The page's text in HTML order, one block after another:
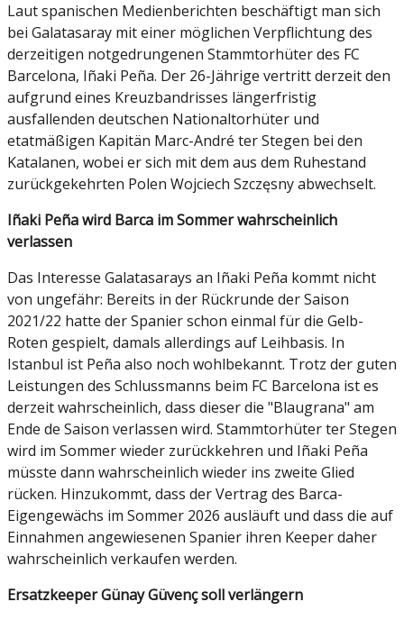
Laut spanischen Medienberichten beschäftigt man sich
bei Galatasaray mit einer möglichen Verpflichtung des
derzeitigen notgedrungenen Stammtorhüter des FC
Barcelona, Iñaki Peña. Der 26-Jährige vertritt derzeit den
aufgrund eines Kreuzbandrisses längerfristig
ausfallenden deutschen Nationaltorhüter und
etatmäßigen Kapitän Marc-André ter Stegen bei den
Katalanen, wobei er sich mit dem aus dem Ruhestand
zurückgekehrten Polen Wojciech Szczęsny abwechselt.
Iñaki Peña wird Barca im Sommer wahrscheinlich
verlassen
Das Interesse Galatasarays an Iñaki Peña kommt nicht
von ungefähr: Bereits in der Rückrunde der Saison
2021/22 hatte der Spanier schon einmal für die Gelb-
Roten gespielt, damals allerdings auf Leihbasis. In
Istanbul ist Peña also noch wohlbekannt. Trotz der guten
Leistungen des Schlussmanns beim FC Barcelona ist es
derzeit wahrscheinlich, dass dieser die "Blaugrana" am
Ende de Saison verlassen wird. Stammtorhüter ter Stegen
wird im Sommer wieder zurückkehren und Iñaki Peña
müsste dann wahrscheinlich wieder ins zweite Glied
rücken. Hinzukommt, dass der Vertrag des Barca-
Eigengewächs im Sommer 2026 ausläuft und dass die auf
Einnahmen angewiesenen Spanier ihren Keeper daher
wahrscheinlich verkaufen werden.
Ersatzkeeper Günay Güvenç soll verlängern